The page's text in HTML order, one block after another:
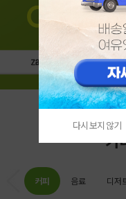
카
커피 음료 디저
다시 보지 않기